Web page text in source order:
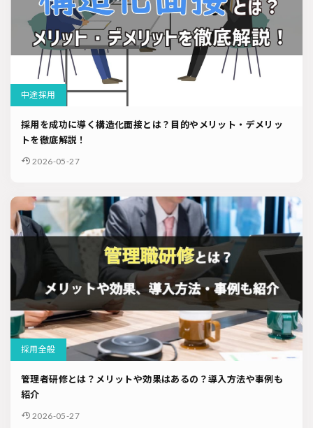
中途採用
採用を成功に導く構造化面接とは？目的やメリット・デメリッ
トを徹底解説！
2026-05-27
採用全般
管理者研修とは？メリットや効果はあるの？導入方法や事例も
紹介
2026-05-27